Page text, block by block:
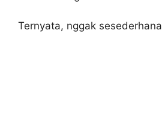
Ternyata, nggak sesederhana